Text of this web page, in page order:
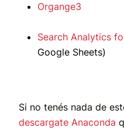
Organge3
Search Analytics
Google Sheets)
Si no tenés nada de
descargate Anaconda